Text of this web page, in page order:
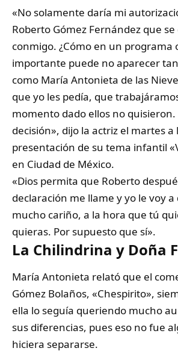
«No solamente daría mi
Roberto Gómez Fernández que
conmigo. ¿Cómo en un programa
importante puede no aparecer
como María Antonieta de las
que yo les pedía, que
momento dado ellos no quisieron.
decisión», dijo la actriz el martes a
presentación de su tema infantil
en Ciudad de México.
«Dios permita que Roberto
declaración me llame y yo le voy a
mucho cariño, a la hora que tú
quieras. Por supuesto que sí».
La Chilindrina y Doña
María Antonieta relató que el
Gómez Bolaños, «Chespirito»,
ella lo seguía queriendo mucho
sus diferencias, pues eso no fue
hiciera separarse.